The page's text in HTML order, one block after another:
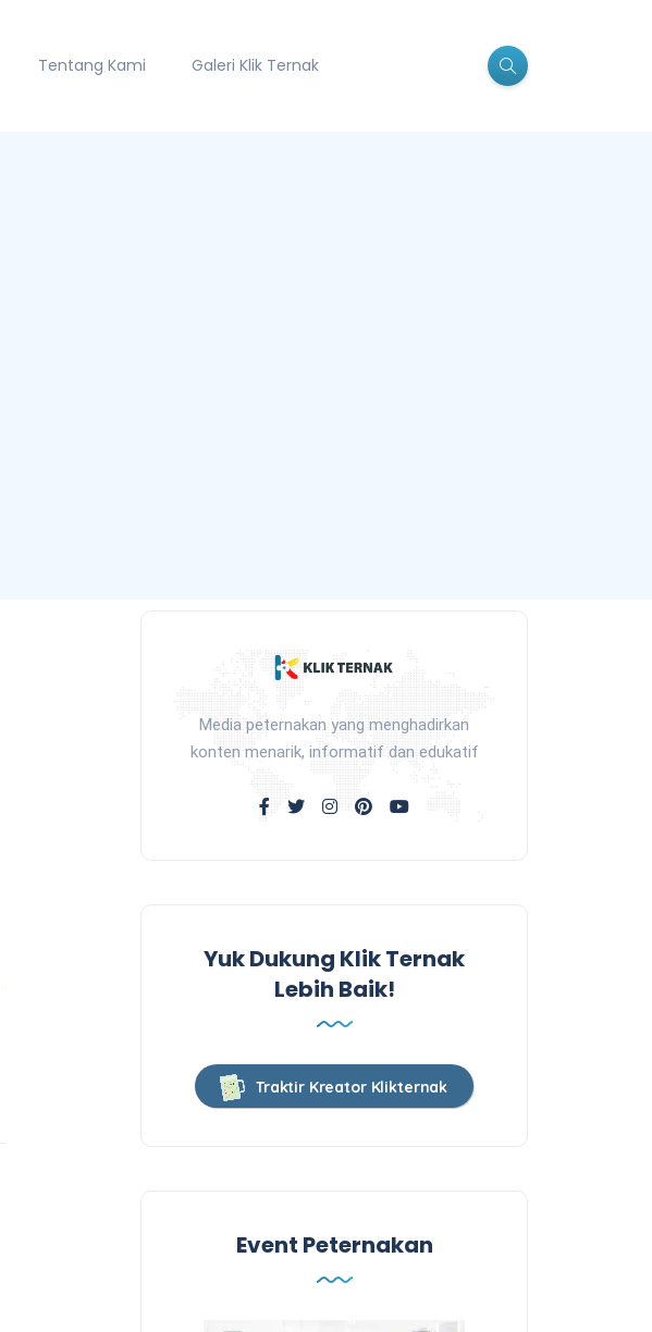
Tentang Kami Galeri Klik Ternak
Media peternakan yang menghadirkan
konten menarik, informatif dan edukatif
Yuk Dukung Klik Ternak
Lebih Baik!
Traktir Kreator Klikternak
Event Peternakan